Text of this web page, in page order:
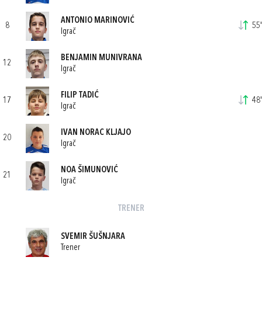
8
ANTONIO MARINOVIĆ
Igrač
55'
12
BENJAMIN MUNIVRANA
Igrač
17
FILIP TADIĆ
Igrač
48'
20
IVAN NORAC KLJAJO
Igrač
21
NOA ŠIMUNOVIĆ
Igrač
TRENER
SVEMIR ŠUŠNJARA
Trener